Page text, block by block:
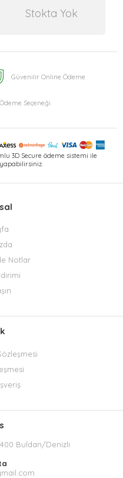
Stokta Yok
Güvenilir Online Ödeme
Seçeneği
3D Secure ödeme sistemi ile
Notlar
Buldan/Denizli